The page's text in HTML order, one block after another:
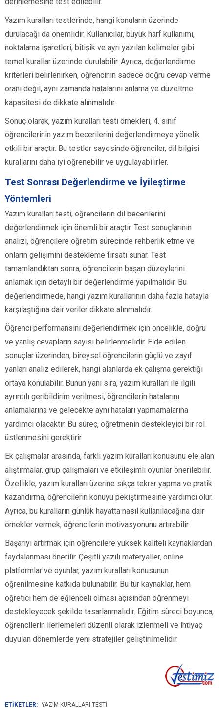
derinlemesine test edilebilir.
Yazım kuralları testlerinde, hangi konuların üzerinde
durulacağı da önemlidir. Kullanıcılar, büyük harf kullanımı,
noktalama işaretleri, bitişik ve ayrı yazılan kelimeler gibi
temel kurallar üzerinde durulabilir. Ayrıca, değerlendirme
kriterleri belirlenirken, öğrencinin sadece doğru cevap verme
oranı değil, aynı zamanda hatalarını anlama ve düzeltme
kapasitesi de dikkate alınmalıdır.
Sonuç olarak, yazım kuralları testi örnekleri, 4. sınıf
öğrencilerinin yazım becerilerini değerlendirmeye yönelik
etkili bir araçtır. Bu testler sayesinde öğrenciler, dil bilgisi
kurallarını daha iyi öğrenebilir ve uygulayabilirler.
Test Sonrası Değerlendirme ve İyileştirme
Yöntemleri
Yazım kuralları testi, öğrencilerin dil becerilerini
değerlendirmek için önemli bir araçtır. Test sonuçlarının
analizi, öğrencilere öğretim sürecinde rehberlik etme ve
onların gelişimini destekleme fırsatı sunar. Test
tamamlandıktan sonra, öğrencilerin başarı düzeylerini
anlamak için detaylı bir değerlendirme yapılmalıdır. Bu
değerlendirmede, hangi yazım kurallarının daha fazla hatayla
karşılaştığına dair veriler dikkate alınmalıdır.
Öğrenci performansını değerlendirmek için öncelikle, doğru
ve yanlış cevapların sayısı belirlenmelidir. Elde edilen
sonuçlar üzerinden, bireysel öğrencilerin güçlü ve zayıf
yanları analiz edilerek, hangi alanlarda ek çalışma gerektiği
ortaya konulabilir. Bunun yanı sıra, yazım kuralları ile ilgili
ayrıntılı geribildirim verilmesi, öğrencilerin hatalarını
anlamalarına ve gelecekte aynı hataları yapmamalarına
yardımcı olacaktır. Bu süreç, öğretmenin destekleyici bir rol
üstlenmesini gerektirir.
Ek çalışmalar arasında, farklı yazım kuralları konusunu ele alan
alıştırmalar, grup çalışmaları ve etkileşimli oyunlar önerilebilir.
Özellikle, yazım kuralları üzerine sıkça tekrar yapma ve pratik
kazandırma, öğrencilerin konuyu pekiştirmesine yardımcı olur.
Ayrıca, bu kuralların günlük hayatta nasıl kullanılacağına dair
örnekler vermek, öğrencilerin motivasyonunu artırabilir.
Başarıyı artırmak için öğrencilere yüksek kaliteli kaynaklardan
faydalanması önerilir. Çeşitli yazılı materyaller, online
platformlar ve oyunlar, yazım kuralları konusunun
öğrenilmesine katkıda bulunabilir. Bu tür kaynaklar, hem
öğretici hem de eğlenceli olması açısından öğrenmeyi
destekleyecek şekilde tasarlanmalıdır. Eğitim süreci boyunca,
öğrencilerin ilerlemeleri düzenli olarak izlenmeli ve ihtiyaç
duyulan dönemlerde yeni stratejiler geliştirilmelidir.
ETİKETLER: YAZIM KURALLARI TESTI